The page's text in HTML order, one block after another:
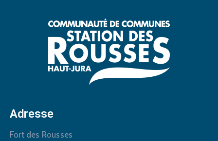
Adresse
Fort des Rousses